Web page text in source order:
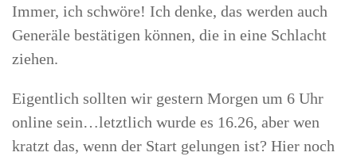
Immer, ich schwöre! Ich denke, das werden auch
Generäle bestätigen können, die in eine Schlacht
ziehen.
Eigentlich sollten wir gestern Morgen um 6 Uhr
online sein…letztlich wurde es 16.26, aber wen
kratzt das, wenn der Start gelungen ist? Hier noch